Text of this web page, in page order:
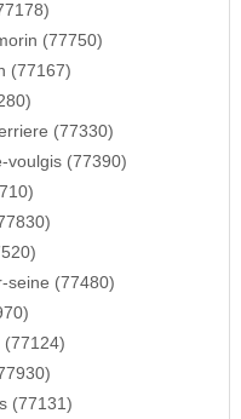
(77750)
(77167)
(77330)
voulgis (77390)
seine (77480)
(77124)
(77131)